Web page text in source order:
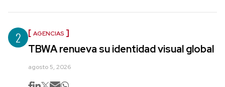
2 AGENCIAS
TBWA renueva su identidad visual global
agosto 5, 2026